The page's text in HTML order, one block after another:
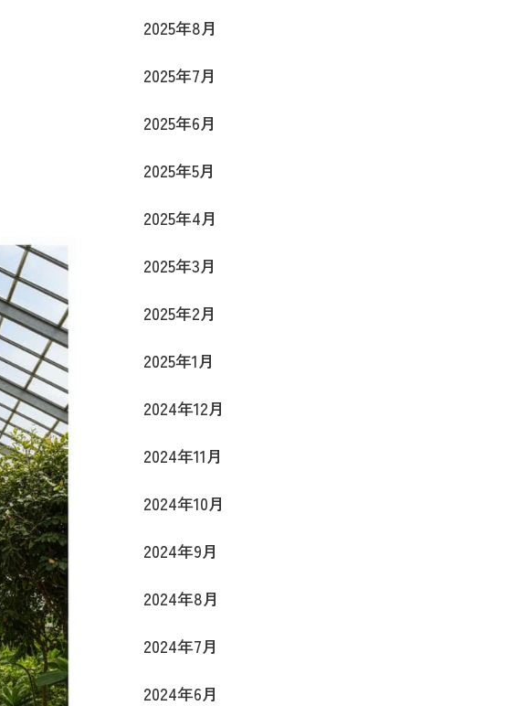
2025年8月
2025年7月
2025年6月
2025年5月
2025年4月
2025年3月
2025年2月
2025年1月
2024年12月
2024年11月
2024年10月
2024年9月
2024年8月
2024年7月
2024年6月